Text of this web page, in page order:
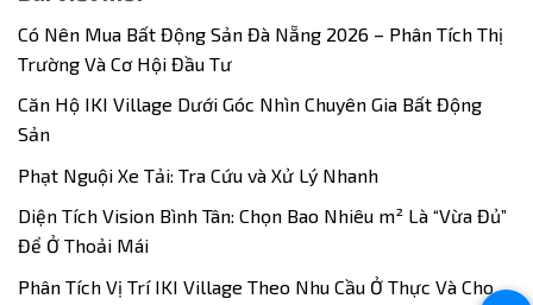
Có Nên Mua Bất Động Sản Đà Nẵng 2026 – Phân Tích Thị
Trường Và Cơ Hội Đầu Tư
Căn Hộ IKI Village Dưới Góc Nhìn Chuyên Gia Bất Động
Sản
Phạt Nguội Xe Tải: Tra Cứu và Xử Lý Nhanh
Diện Tích Vision Bình Tân: Chọn Bao Nhiêu m² Là “Vừa Đủ”
Để Ở Thoải Mái
Phân Tích Vị Trí IKI Village Theo Nhu Cầu Ở Thực Và Cho